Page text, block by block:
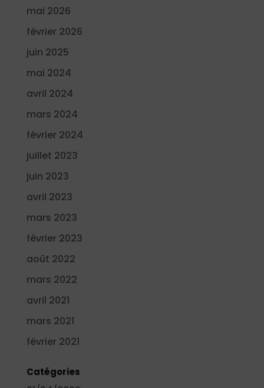
mai 2026
février 2026
juin 2025
mai 2024
avril 2024
mars 2024
février 2024
juillet 2023
juin 2023
avril 2023
mars 2023
février 2023
août 2022
mars 2022
avril 2021
mars 2021
février 2021
Catégories